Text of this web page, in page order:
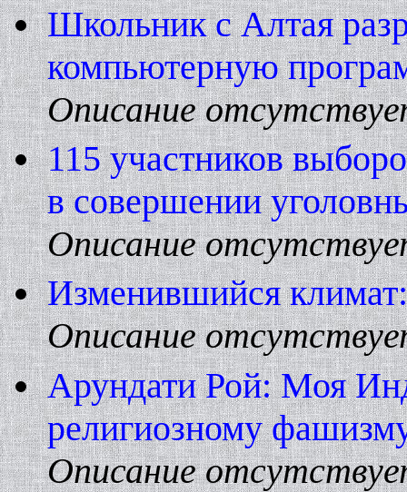
Школьник с Алтая
компьютерную
Описание
115 участников
в совершении
Описание
Изменившийся
Описание
Арундати Рой: Моя
религиозному
Описание